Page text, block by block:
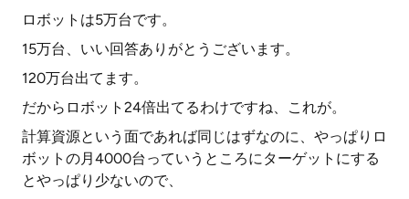
ロボットは5万台です。
15万台、いい回答ありがとうございます。
120万台出てます。
だからロボット24倍出てるわけですね、これが。
計算資源という面であれば同じはずなのに、やっぱりロ
ボットの月4000台っていうところにターゲットにする
とやっぱり少ないので、